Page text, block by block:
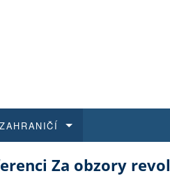
Pro
ZAHRANIČÍ
Za obzory